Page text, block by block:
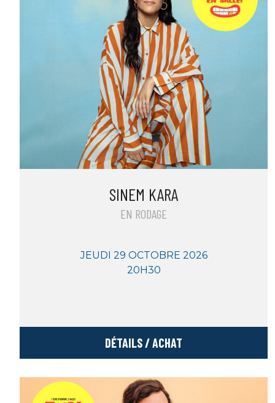
SINEM KARA
EN RODAGE
JEUDI 29 OCTOBRE 2026
20H30
DÉTAILS / ACHAT